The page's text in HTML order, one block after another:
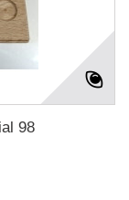
98